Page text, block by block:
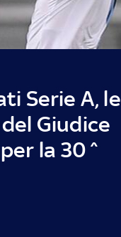
Serie A, le
Giudice
la 30^